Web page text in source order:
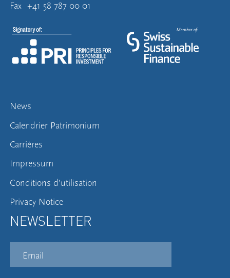
Fax +41 58 787 00 01
News
Calendrier Patrimonium
Carrières
Impressum
Conditions d’utilisation
Privacy Notice
NEWSLETTER